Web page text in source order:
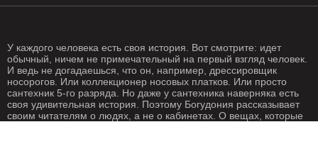
У каждого человека есть своя история. Вот смотрите: идет
обычный, ничем не примечательный на первый взгляд человек.
И ведь не догадаешься, что он, например, дрессировщик
носорогов. Или коллекционер носовых платков. Или просто
сантехник 5-го разряда. Но даже у сантехника наверняка есть
своя удивительная история. Поэтому Богудония рассказывает
своим читателям о людях, а не о кабинетах. О вещах, которые